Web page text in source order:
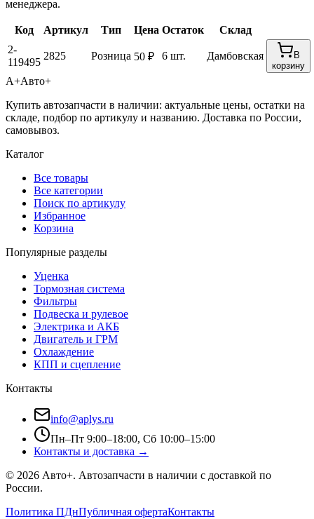
менеджера.
Код Артикул Тип Цена Остаток
Склад
2-
119495
2825 Розница 50 ₽ 6 шт. Дамбовская
В
корзину
А+Авто+
Купить автозапчасти в наличии: актуальные цены, остатки на
складе, подбор по артикулу и названию. Доставка по России,
самовывоз.
Каталог
Все товары
Все категории
Поиск по артикулу
Избранное
Корзина
Популярные разделы
Уценка
Тормозная система
Фильтры
Подвеска и рулевое
Электрика и АКБ
Двигатель и ГРМ
Охлаждение
КПП и сцепление
Контакты
info@aplys.ru
Пн–Пт 9:00–18:00, Сб 10:00–15:00
Контакты и доставка →
© 2026 Авто+. Автозапчасти в наличии с доставкой по
России.
Политика ПДнПубличная офертаКонтакты